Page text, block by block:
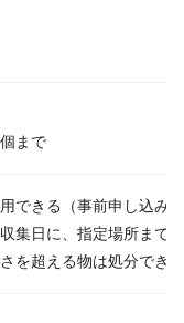
まで
できる（事前申し込み
集日に、指定場所まで
を超える物は処分でき